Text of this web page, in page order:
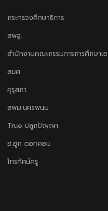
กระทรวงศึกษาธิการ
สพฐ.
สำนักงานคณะกรรมการการศึกษาเ
สมศ.
คุรุสภา
สพม.นครพนม
True ปลูกปัญญา
ฮ.ฮูก ดอทคอม
โทรทัศน์ครู